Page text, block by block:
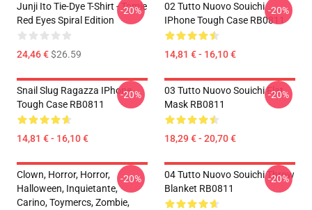
Junji Ito Tie-Dye T-Shirt - Tomie
Red Eyes Spiral Edition
24,46 €$26.59
-20%
02 Tutto Nuovo Souichi
IPhone Tough Case RB0811
14,81 € - 16,10 €
-20%
Snail Slug Ragazza IPhone
Tough Case RB0811
14,81 € - 16,10 €
-20%
03 Tutto Nuovo Souichi Flat
Mask RB0811
18,29 € - 20,70 €
-20%
Clown, Horror, Horror,
Halloween, Inquietante,
Carino, Toymercs, Zombie,
-20%
04 Tutto Nuovo Souichi Throw
Blanket RB0811
-20%